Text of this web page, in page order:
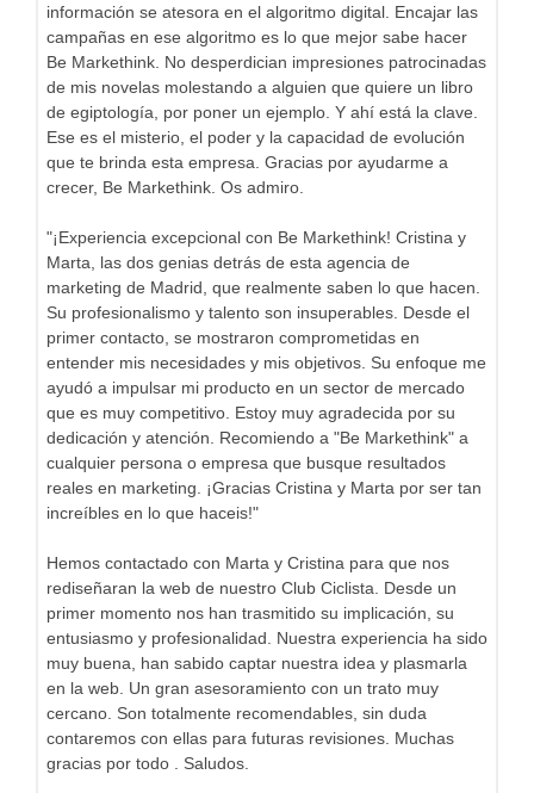
información se atesora en el algoritmo digital. Encajar las
campañas en ese algoritmo es lo que mejor sabe hacer
Be Markethink. No desperdician impresiones patrocinadas
de mis novelas molestando a alguien que quiere un libro
de egiptología, por poner un ejemplo. Y ahí está la clave.
Ese es el misterio, el poder y la capacidad de evolución
que te brinda esta empresa. Gracias por ayudarme a
crecer, Be Markethink. Os admiro.
"¡Experiencia excepcional con Be Markethink! Cristina y
Marta, las dos genias detrás de esta agencia de
marketing de Madrid, que realmente saben lo que hacen.
Su profesionalismo y talento son insuperables. Desde el
primer contacto, se mostraron comprometidas en
entender mis necesidades y mis objetivos. Su enfoque me
ayudó a impulsar mi producto en un sector de mercado
que es muy competitivo. Estoy muy agradecida por su
dedicación y atención. Recomiendo a "Be Markethink" a
cualquier persona o empresa que busque resultados
reales en marketing. ¡Gracias Cristina y Marta por ser tan
increíbles en lo que haceis!"
Hemos contactado con Marta y Cristina para que nos
rediseñaran la web de nuestro Club Ciclista. Desde un
primer momento nos han trasmitido su implicación, su
entusiasmo y profesionalidad. Nuestra experiencia ha sido
muy buena, han sabido captar nuestra idea y plasmarla
en la web. Un gran asesoramiento con un trato muy
cercano. Son totalmente recomendables, sin duda
contaremos con ellas para futuras revisiones. Muchas
gracias por todo . Saludos.